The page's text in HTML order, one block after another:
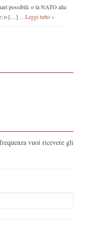
possibili: o la NATO alla
o […] … Leggi tutto »
vuoi ricevere gli